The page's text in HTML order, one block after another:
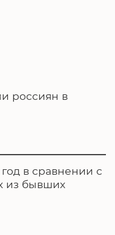
россиян в
в сравнении с
из бывших